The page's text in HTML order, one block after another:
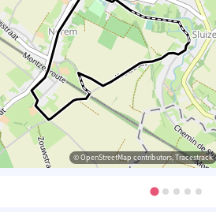
© OpenStreetMap contributors, Tracestrack